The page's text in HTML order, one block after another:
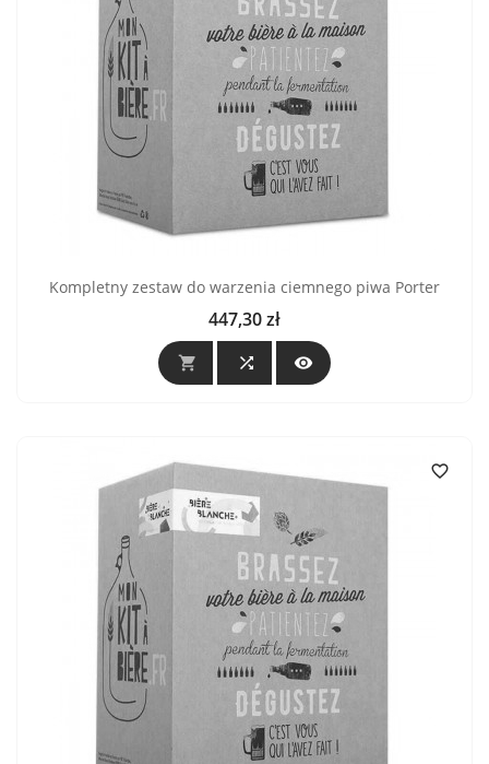
Kompletny zestaw do warzenia ciemnego piwa Porter
Cena
447,30 zł
  
